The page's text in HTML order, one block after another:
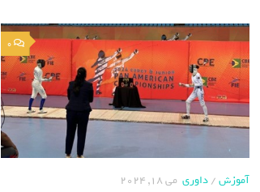
0
آموزش/داوری می 18, 2024